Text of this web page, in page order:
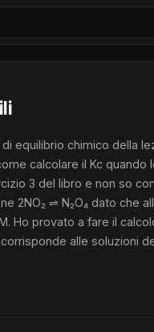
equilibrio chimico della
calcolare il Kc quando
3 del libro e non so
2NO₂ ⇌ N₂O₄ dato che
Ho provato a fare il
alle soluzioni